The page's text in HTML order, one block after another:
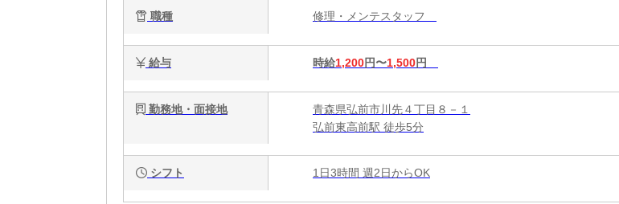
職種 修理・メンテスタッフ
給与 時給1,200円〜1,500円
勤務地・面接地
青森県弘前市川先４丁目８－１
弘前東高前駅 徒歩5分
シフト 1日3時間 週2日からOK